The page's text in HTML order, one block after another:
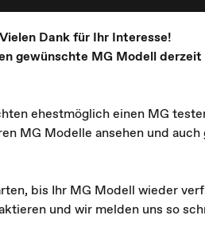
Vielen Dank für Ihr Interesse!
gewünschte MG Modell
ehestmöglich einen MG
MG Modelle ansehen und
bis Ihr MG Modell wieder
und wir melden uns so